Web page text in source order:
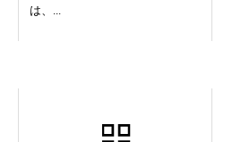
は、...